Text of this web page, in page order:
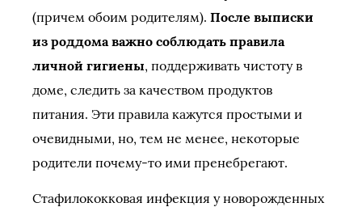
(причем обоим родителям). После выписки
из роддома важно соблюдать правила
личной гигиены, поддерживать чистоту в
доме, следить за качеством продуктов
питания. Эти правила кажутся простыми и
очевидными, но, тем не менее, некоторые
родители почему-то ими пренебрегают.
Стафилококковая инфекция у новорожденных